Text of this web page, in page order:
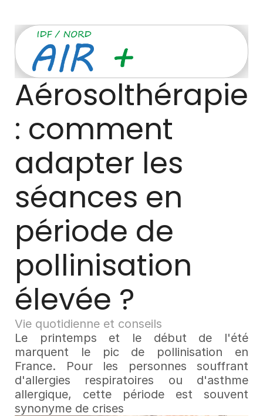
Aérosolthérapie
: comment
adapter les
séances en
période de
pollinisation
élevée ?
Vie quotidienne et conseils
Le printemps et le début de l'été
marquent le pic de pollinisation en
France. Pour les personnes souffrant
d'allergies respiratoires ou d'asthme
allergique, cette période est souvent
synonyme de crises